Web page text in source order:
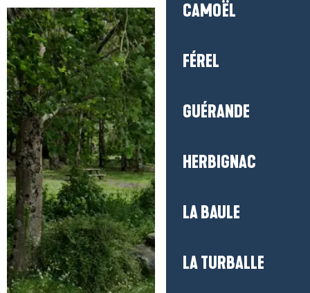
CAMOËL
FÉREL
GUÉRANDE
HERBIGNAC
LA BAULE
LA TURBALLE